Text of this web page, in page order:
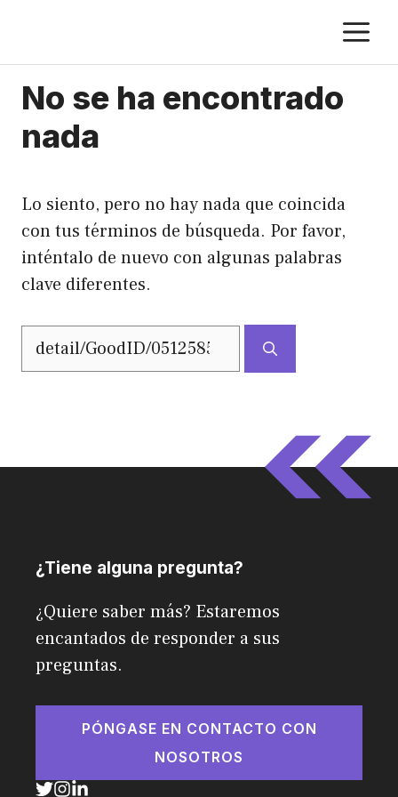
contenido
No se ha encontrado
nada
Lo siento, pero no hay nada que coincida
con tus términos de búsqueda. Por favor,
inténtalo de nuevo con algunas palabras
clave diferentes.
Buscar:
¿Tiene alguna pregunta?
¿Quiere saber más? Estaremos
encantados de responder a sus
preguntas.
PÓNGASE EN CONTACTO CON
NOSOTROS